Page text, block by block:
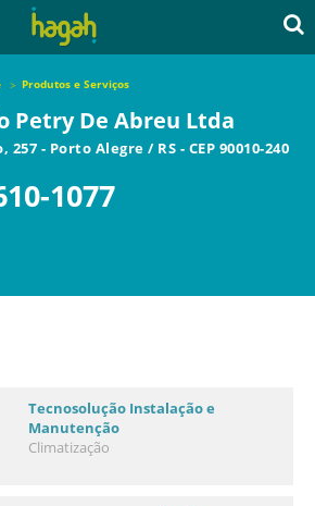
Produtos e Serviços
Petry De Abreu Ltda
257 - Porto Alegre / RS - CEP 90010-240
1077
Tecnosolução Instalação e
Manutenção
Climatização